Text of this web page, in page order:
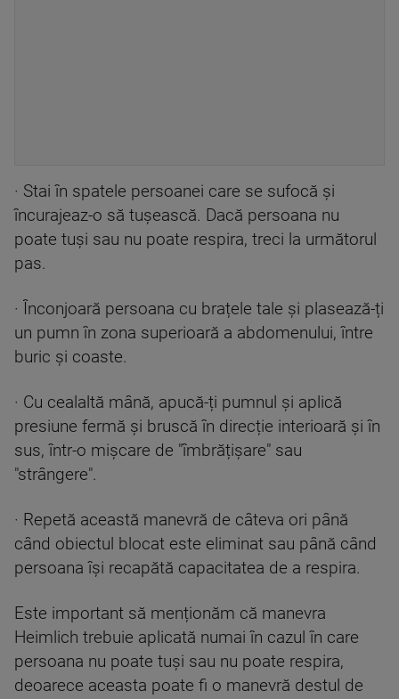
· Stai în spatele persoanei care se sufocă și
încurajeaz-o să tușească. Dacă persoana nu
poate tuși sau nu poate respira, treci la următorul
pas.
· Înconjoară persoana cu brațele tale și plasează-ți
un pumn în zona superioară a abdomenului, între
buric și coaste.
· Cu cealaltă mână, apucă-ți pumnul și aplică
presiune fermă și bruscă în direcție interioară și în
sus, într-o mișcare de "îmbrățișare" sau
"strângere".
· Repetă această manevră de câteva ori până
când obiectul blocat este eliminat sau până când
persoana își recapătă capacitatea de a respira.
Este important să menționăm că manevra
Heimlich trebuie aplicată numai în cazul în care
persoana nu poate tuși sau nu poate respira,
deoarece aceasta poate fi o manevră destul de